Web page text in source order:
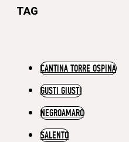
TAG
CANTINA TORRE OSPINA
GUSTI GIUSTI
NEGROAMARO
SALENTO